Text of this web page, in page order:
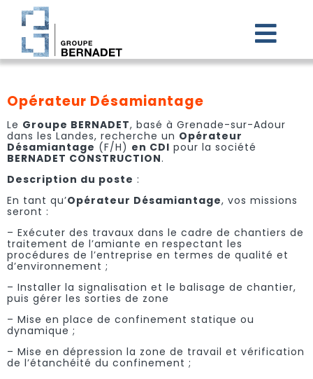
Passer
contenu
LE GROUPE BERNADET
NOS FILIALES
ACTUALITÉS
Opérateur Désamiantage
Le Groupe BERNADET, basé à Grenade-sur-Adour
dans les Landes, recherche un Opérateur
Désamiantage (F/H) en CDI pour la société
BERNADET CONSTRUCTION.
Description du poste :
En tant qu’Opérateur Désamiantage, vos missions
seront :
– Exécuter des travaux dans le cadre de chantiers de
traitement de l’amiante en respectant les
procédures de l’entreprise en termes de qualité et
d’environnement ;
– Installer la signalisation et le balisage de chantier,
puis gérer les sorties de zone
– Mise en place de confinement statique ou
dynamique ;
– Mise en dépression la zone de travail et vérification
de l’étanchéité du confinement ;